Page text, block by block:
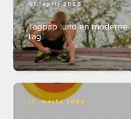
01. april 2026
Tagpap lund en moderne løsning til dit
tag
13. marts 2026